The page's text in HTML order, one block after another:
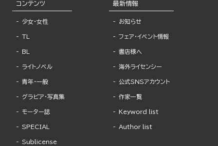
コンテンツ
少女・女性
TL
BL
ライトノベル
青年・一般
グラビア・写真集
モーター誌
SPECIAL
Sublicense
最新情報
お知らせ
フェア・イベント情報
書店様へ
海外ライセンシー
公式SNSアカウント
作家一覧
Keyword list
Author list